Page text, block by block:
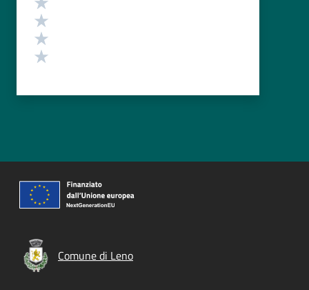
Comune di Leno